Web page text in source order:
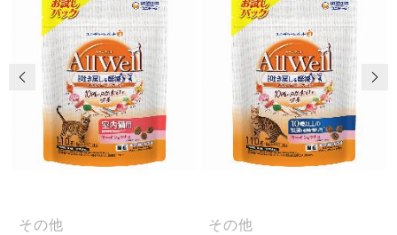
その他
その他
前の画像 次